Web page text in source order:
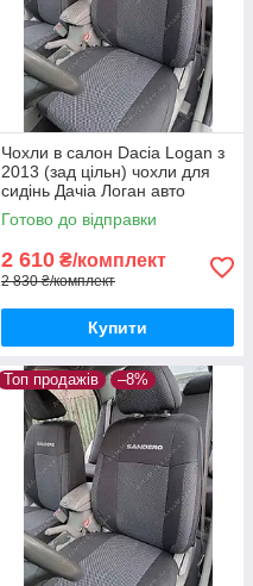
Чохли в салон Dacia Logan з
2013 (зад цільн) чохли для
сидінь Дачіа Логан авто
чохли Dacia Logan
Готово до відправки
2 610 ₴/комплект
2 830 ₴/комплект
Купити
Топ продажів –8%